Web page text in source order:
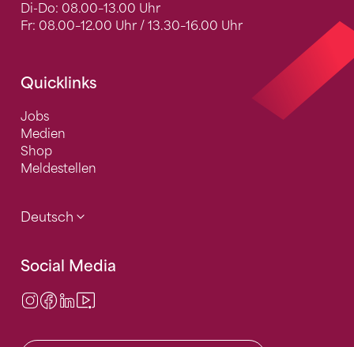
Di-Do: 08.00–13.00 Uhr
Fr: 08.00–12.00 Uhr / 13.30–16.00 Uhr
Quicklinks
Jobs
Medien
Shop
Meldestellen
Deutsch
Social Media
Instagram
Facebook
LinkedIn